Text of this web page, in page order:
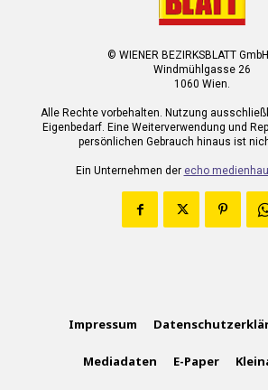
© WIENER BEZIRKSBLATT
Windmühlgasse 26
1060 Wien.
Alle Rechte vorbehalten. Nutzung
Eigenbedarf. Eine Weiterverwendung und
persönlichen Gebrauch hinaus ist
Ein Unternehmen der echo
Impressum
Mediadaten E-Paper